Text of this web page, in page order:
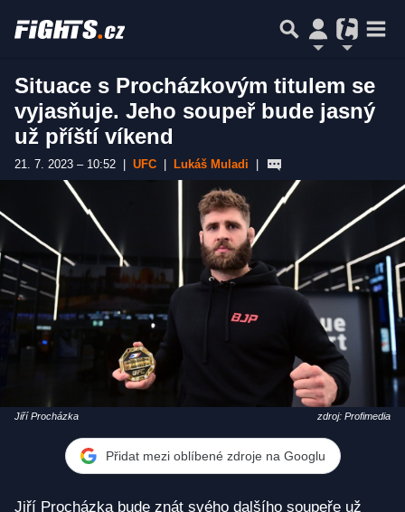
Situace s Procházkovým titulem se
vyjasňuje. Jeho soupeř bude jasný
už příští víkend
21. 7. 2023 – 10:52 UFC Lukáš Muladi
Jiří Procházka zdroj: Profimedia
Přidat mezi oblíbené zdroje na Googlu
Jiří Procházka bude znát svého dalšího soupeře už